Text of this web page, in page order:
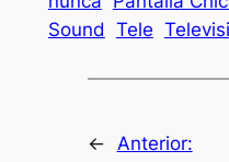
Sound Tele
←
Anterior: